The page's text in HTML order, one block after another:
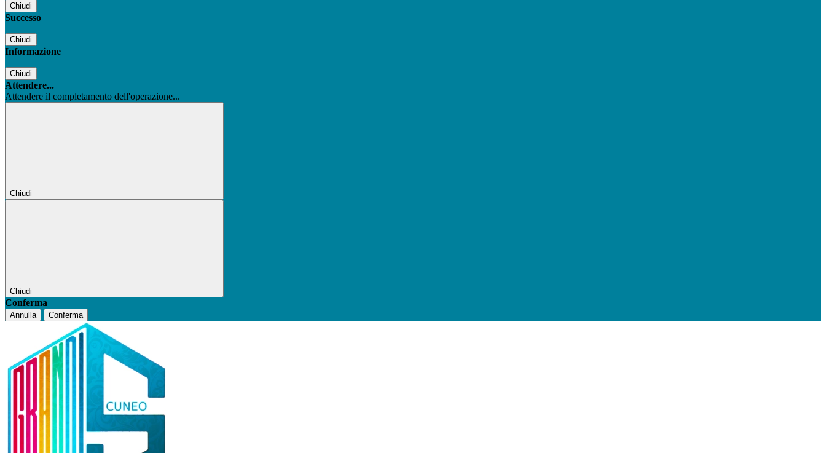
Chiudi
Successo
Chiudi
Informazione
Chiudi
Attendere...
Attendere il completamento dell'operazione...
Chiudi
Chiudi
Conferma
Annulla Conferma